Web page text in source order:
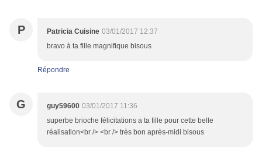
P Patricia Cuisine 03/01/2017 12:37
bravo à ta fille magnifique bisous
Répondre
G guy59600 03/01/2017 11:36
superbe brioche félicitations a ta fille pour cette belle
réalisation<br /> <br /> très bon après-midi bisous